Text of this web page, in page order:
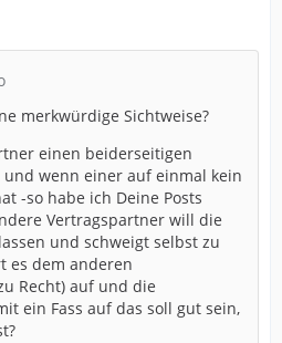
merkwürdige Sichtweise?
einen beiderseitigen
wenn einer auf einmal kein
-so habe ich Deine Posts
Vertragspartner will die
und schweigt selbst zu
es dem anderen
Recht) auf und die
ein Fass auf das soll gut sein,